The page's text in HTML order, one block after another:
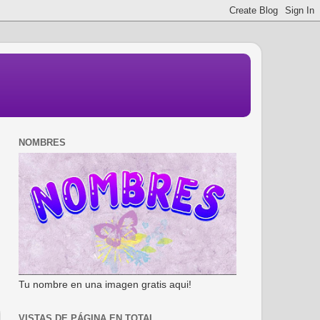
NOMBRES
Tu nombre en una imagen gratis aqui!